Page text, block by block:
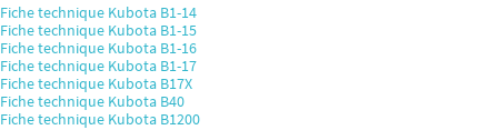
Fiche technique Kubota B1-14
Fiche technique Kubota B1-15
Fiche technique Kubota B1-16
Fiche technique Kubota B1-17
Fiche technique Kubota B17X
Fiche technique Kubota B40
Fiche technique Kubota B1200